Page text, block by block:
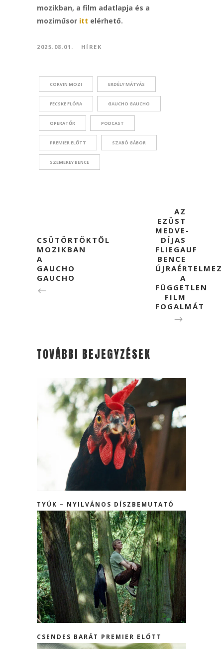
mozikban, a film adatlapja és a
moziműsor itt elérhető.
2025.08.01. HÍREK
CORVIN MOZI ERDÉLY MÁTYÁS
FECSKE FLÓRA GAUCHO GAUCHO
OPERATŐR PODCAST
PREMIER ELŐTT SZABÓ GÁBOR
SZEMEREY BENCE
CSÜTÖRTÖKTŐL
MOZIKBAN
A
GAUCHO
GAUCHO
AZ
EZÜST
MEDVE-
DÍJAS
FLIEGAUF
BENCE
A
FÜGGETLEN
FILM
FOGALMÁT
TOVÁBBI BEJEGYZÉSEK
TYÚK – NYILVÁNOS DÍSZBEMUTATÓ
CSENDES BARÁT PREMIER ELŐTT